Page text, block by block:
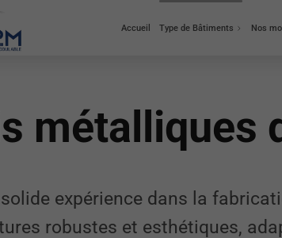
Accueil Type de Bâtiments Nos
métalliques
expérience dans la
robustes et esthétiques,